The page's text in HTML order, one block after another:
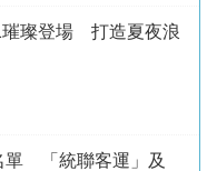
璀璨登場 打造夏夜浪
單 「統聯客運」及